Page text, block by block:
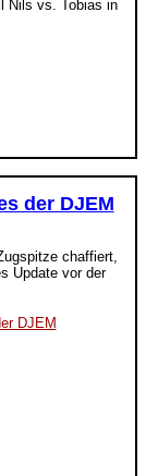
Nils vs. Tobias in
der DJEM
chaffiert,
Update vor der
DJEM